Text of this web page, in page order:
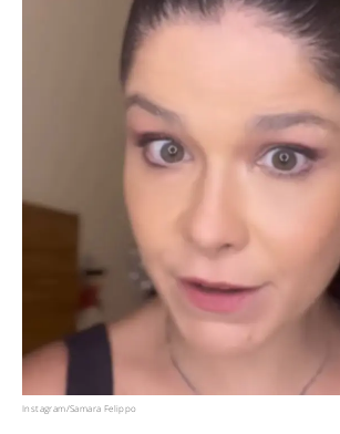
Instagram/Samara Felippo